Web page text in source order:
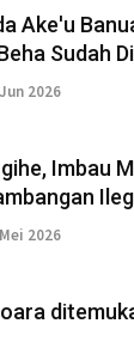
Ake'u
Sudah
2026
Imbau
2026